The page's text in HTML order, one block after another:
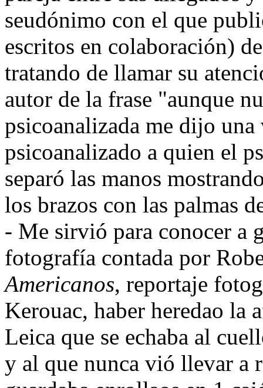
seudónimo con el que
escritos en colaboración)
tratando de llamar su
autor de la frase "aunque
psicoanalizada me dijo una
psicoanalizado a quien el
separó las manos
los brazos con las palmas
- Me sirvió para conocer a
fotografía contada por
Americanos, reportaje
Kerouac, haber heredao la
Leica que se echaba al
y al que nunca vió llevar a